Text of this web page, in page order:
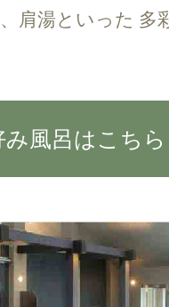
肩湯といった 多
風呂はこちら